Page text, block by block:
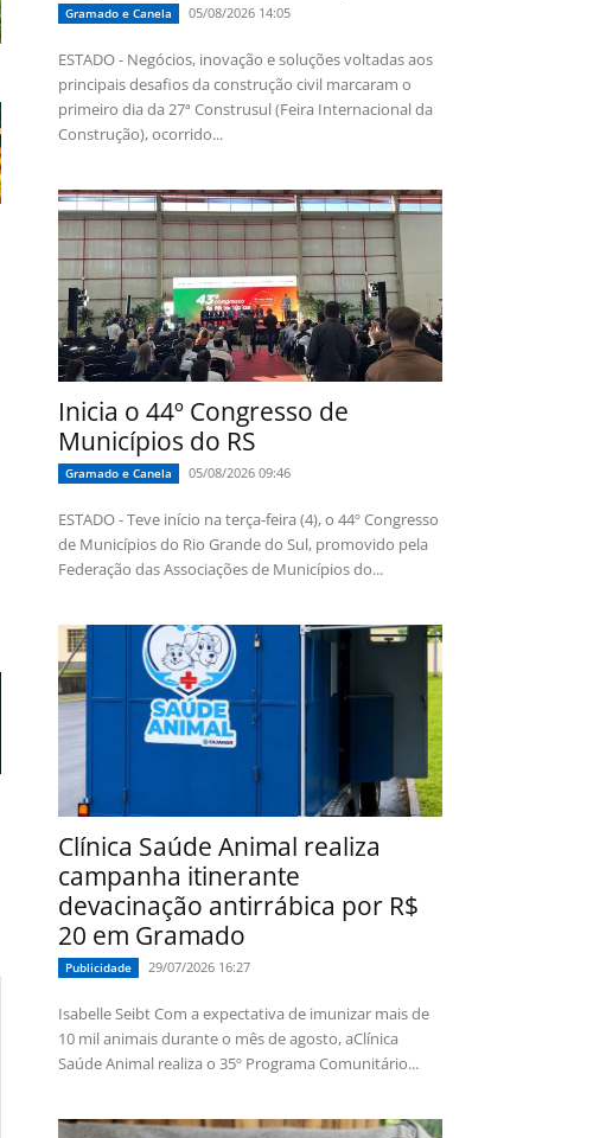
Gramado e Canela 05/08/2026 14:05
ESTADO - Negócios, inovação e soluções voltadas aos
principais desafios da construção civil marcaram o
primeiro dia da 27ª Construsul (Feira Internacional da
Construção), ocorrido...
Inicia o 44º Congresso de
Municípios do RS
Gramado e Canela 05/08/2026 09:46
ESTADO - Teve início na terça-feira (4), o 44º Congresso
de Municípios do Rio Grande do Sul, promovido pela
Federação das Associações de Municípios do...
Clínica Saúde Animal realiza
campanha itinerante
devacinação antirrábica por R$
20 em Gramado
Publicidade 29/07/2026 16:27
Isabelle Seibt Com a expectativa de imunizar mais de
10 mil animais durante o mês de agosto, aClínica
Saúde Animal realiza o 35º Programa Comunitário...